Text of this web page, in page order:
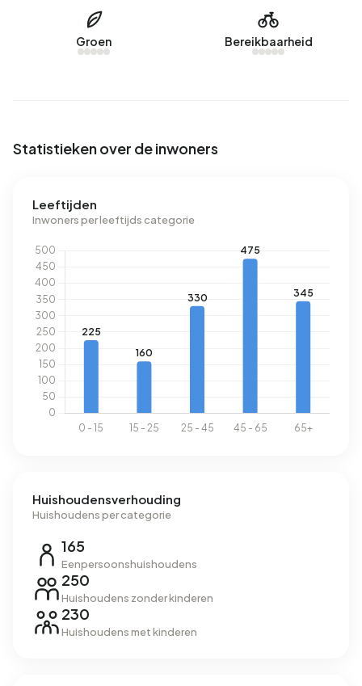
verbruikt een adres in Beringe-centrum 3.360 kWh aan
elektriciteit per jaar. Dit ligt 20% boven het landelijke
gemiddelde van 2.810 kWh. Het aardgasverbruik in deze
Groen Bereikbaarheid
Statistieken over de inwoners
Leeftijden
Inwoners per leeftijds categorie
Huishoudensverhouding
Huishoudens per categorie
165
Eenpersoonshuishoudens
250
Huishoudens zonder kinderen
230
Huishoudens met kinderen